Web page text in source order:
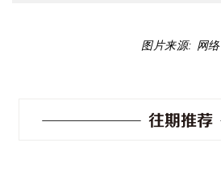
图片来源: 网络